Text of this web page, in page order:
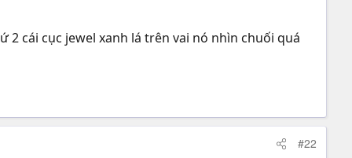
2 cái cục jewel xanh lá trên vai nó nhìn chuối quá
#22